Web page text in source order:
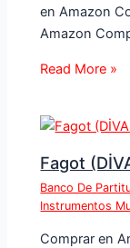
en Amazon
Amazon
Read More »
Fagot
Banco De
Instrumentos
Comprar en